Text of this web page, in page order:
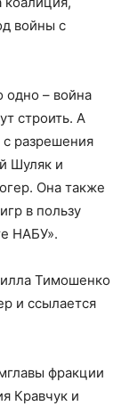
войны с
одно – война
строить. А
с разрешения
Шуляк и
Она также
в пользу
НАБУ».
Тимошенко
и ссылается
фракции
Кравчук и